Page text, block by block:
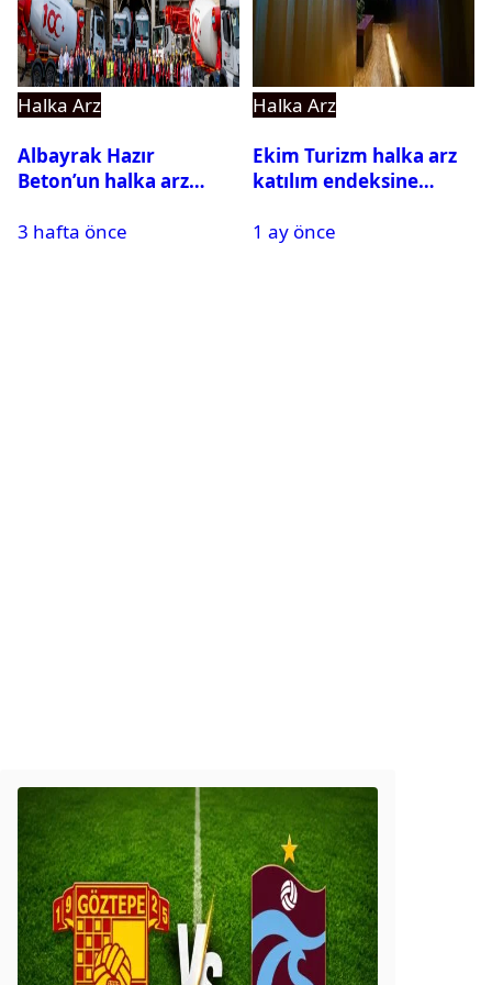
Halka Arz
Albayrak Hazır
Beton’un halka arz
3 hafta önce
Halka Arz
Ekim Turizm halka arz
katılım endeksine
1 ay önce